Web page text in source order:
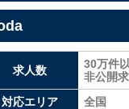
求人数
30万件
非公開
対応エリア
全国